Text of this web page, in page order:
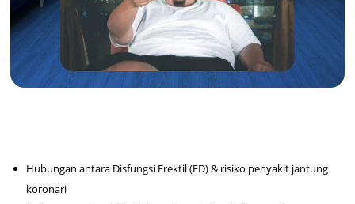
Hubungan antara Disfungsi Erektil (ED) & risiko penyakit jantung
koronari